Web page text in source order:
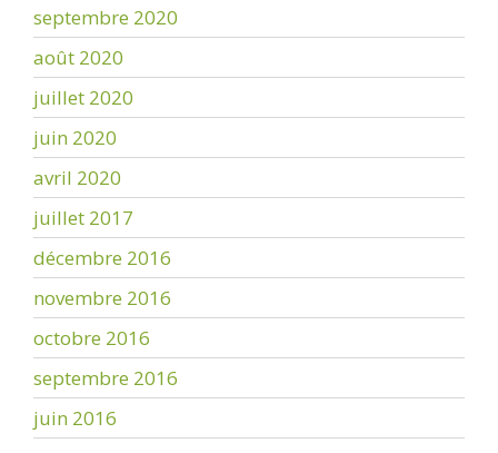
septembre 2020
août 2020
juillet 2020
juin 2020
avril 2020
juillet 2017
décembre 2016
novembre 2016
octobre 2016
septembre 2016
juin 2016